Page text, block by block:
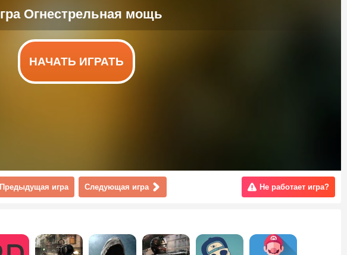
НАЧАТЬ ИГРАТЬ
Предыдущая игра Следующая игра Не работает игра?